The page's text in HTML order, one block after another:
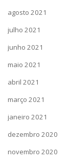
agosto 2021
julho 2021
junho 2021
maio 2021
abril 2021
março 2021
janeiro 2021
dezembro 2020
novembro 2020